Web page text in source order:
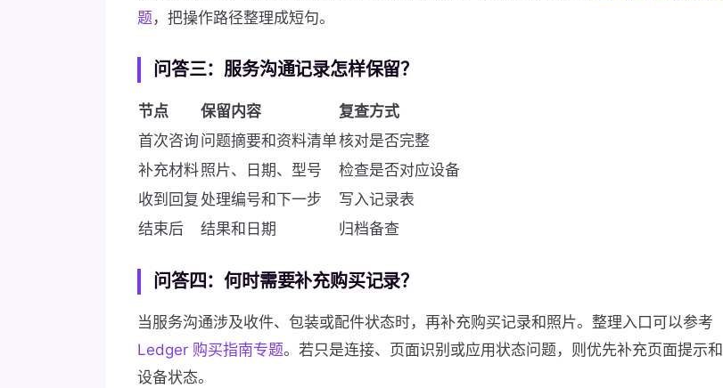
题，把操作路径整理成短句。
问答三：服务沟通记录怎样保留？
节点 保留内容
复查方式
首次咨询 问题摘要和资料清单核对是否完整
补充材料照片、日期、型号
检查是否对应设备
收到回复 处理编号和下一步
写入记录表
结束后
结果和日期 归档备查
问答四：何时需要补充购买记录？
当服务沟通涉及收件、包装或配件状态时，再补充购买记录和照片。整理入口可以参考
Ledger 购买指南专题。若只是连接、页面识别或应用状态问题，则优先补充页面提示和
设备状态。